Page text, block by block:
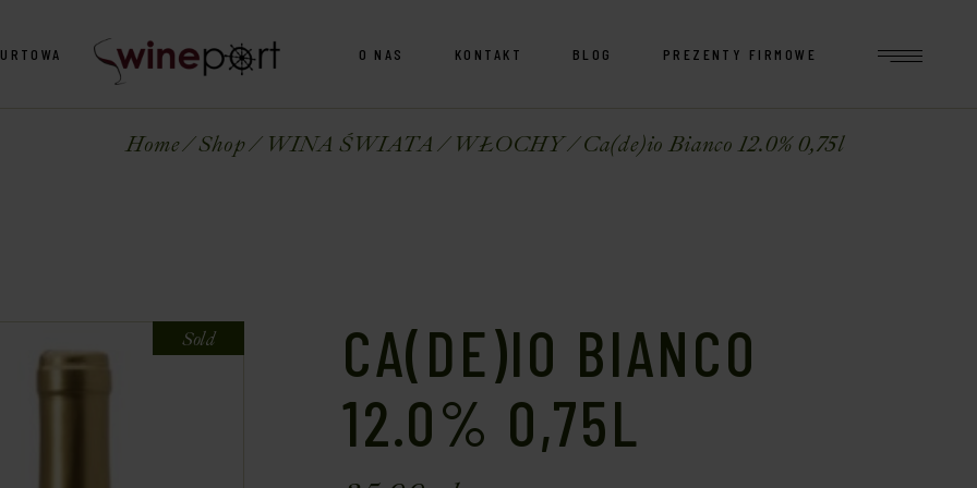
O NAS KONTAKT BLOG PREZENTY FIRMOWE
Home Shop WINA ŚWIATA WŁOCHY Ca(de)io Bianco 12.0% 0,75l
Sold
CA(DE)IO BIANCO
12.0% 0,75L